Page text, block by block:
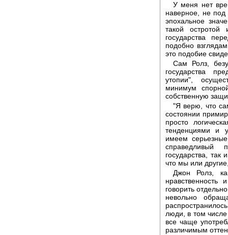
У меня нет
наверное, не
эпохальное
такой
государства
подобно
это подобие
Сам Ролз,
государства
утопии",
минимум
собственную
"Я верю, что
состоянии
просто
тенденциями и
имеем
справедливый
государства,
что мы или
Джон Ролз,
говорить
невольно
люди, в том числе
все чаще
различимым